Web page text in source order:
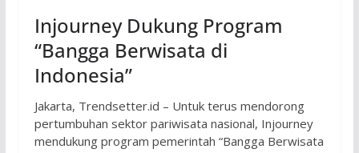
Injourney Dukung Program
“Bangga Berwisata di
Indonesia”
Jakarta, Trendsetter.id – Untuk terus mendorong
pertumbuhan sektor pariwisata nasional, Injourney
mendukung program pemerintah “Bangga Berwisata